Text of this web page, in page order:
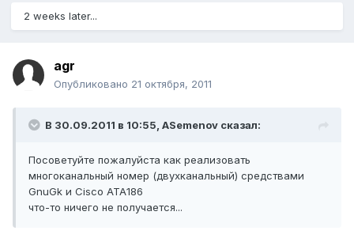
2 weeks later...
agr
Опубликовано 21 октября, 2011
В 30.09.2011 в 10:55, ASemenov сказал:
Посоветуйте пожалуйста как реализовать
многоканальный номер (двухканальный) средствами
GnuGk и Cisco ATA186
что-то ничего не получается...